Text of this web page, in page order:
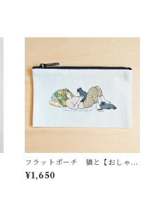
フラットポーチ 猫と【おしゃべ
りする】わたし
¥1,650